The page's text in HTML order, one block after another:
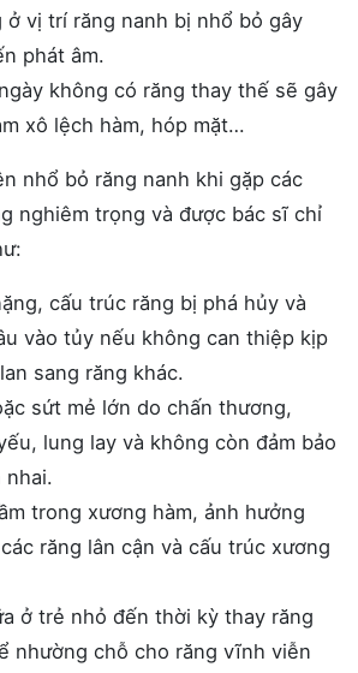
ở vị trí răng nanh bị nhổ bỏ gây
phát âm.
không có răng thay thế sẽ gây
xô lệch hàm, hóp mặt…
nhổ bỏ răng nanh khi gặp các
nghiêm trọng và được bác sĩ chỉ
cấu trúc răng bị phá hủy và
vào tủy nếu không can thiệp kịp
sang răng khác.
sứt mẻ lớn do chấn thương,
lung lay và không còn đảm bảo
nhai.
trong xương hàm, ảnh hưởng
răng lân cận và cấu trúc xương
ở trẻ nhỏ đến thời kỳ thay răng
nhường chỗ cho răng vĩnh viễn